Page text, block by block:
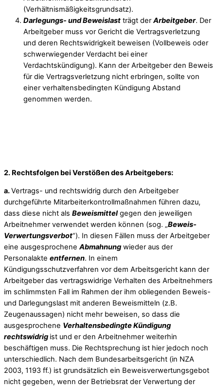
(Verhältnismäßigkeitsgrundsatz).
Darlegungs- und Beweislast trägt derArbeitgeber. Der
Arbeitgeber muss vor Gericht die Vertragsverletzung
und deren Rechtswidrigkeit beweisen (Vollbeweis oder
schwerwiegender Verdacht bei einer
Verdachtskündigung). Kann der Arbeitgeber den Beweis
für die Vertragsverletzung nicht erbringen, sollte von
einer verhaltensbedingten Kündigung Abstand
genommen werden.
2. Rechtsfolgen bei Verstößen des Arbeitgebers:
a.Vertrags- und rechtswidrig durch den Arbeitgeber
durchgeführte Mitarbeiterkontrollmaßnahmen führen dazu,
dass diese nicht als Beweismittel gegen den jeweiligen
Arbeitnehmer verwendet werden können (sog. „Beweis-
Verwertungsverbot“). In diesen Fällen muss der Arbeitgeber
eine ausgesprocheneAbmahnung wieder aus der
Personalakte entfernen. In einem
Kündigungsschutzverfahren vor dem Arbeitsgericht kann der
Arbeitgeber das vertragswidrige Verhalten des Arbeitnehmers
im schlimmsten Fall im Rahmen der ihm obliegenden Beweis-
und Darlegungslast mit anderen Beweismitteln (z.B.
Zeugenaussagen) nicht mehr beweisen, so dass die
ausgesprochene Verhaltensbedingte Kündigung
rechtswidrig ist und er den Arbeitnehmer weiterhin
beschäftigen muss. Die Rechtsprechung ist hier jedoch noch
unterschiedlich. Nach dem Bundesarbeitsgericht (in NZA
2003, 1193 ff.) ist grundsätzlich ein Beweisverwertungsgebot
nicht gegeben, wenn der Betriebsrat der Verwertung der